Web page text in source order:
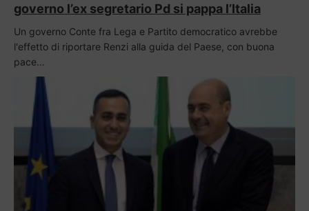
governo l’ex segretario Pd si pappa l’Italia
Un governo Conte fra Lega e Partito democratico avrebbe
l'effetto di riportare Renzi alla guida del Paese, con buona
pace…